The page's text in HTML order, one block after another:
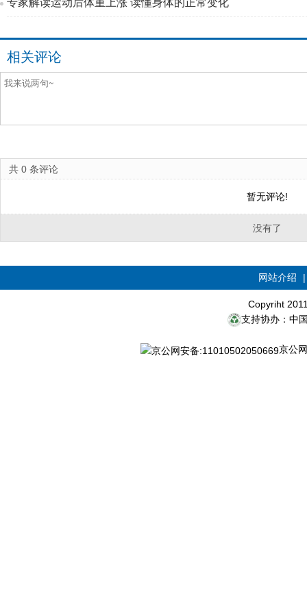
专家解读运动后体重上涨 读懂身体的正常变化
相关评论
共 0 条评论
暂无评论!
没有了
网站介绍
Copyriht
支持协办：中
京公